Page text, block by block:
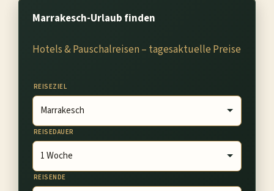
Marrakesch-Urlaub finden
Hotels & Pauschalreisen – tagesaktuelle Preise
REISEZIEL
REISEDAUER
REISENDE